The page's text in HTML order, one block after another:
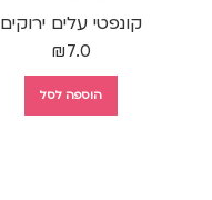
קונפטי עלים ירוקים
₪7.0
הוספה לסל